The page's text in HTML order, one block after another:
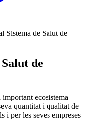
de
ecosistema
quantitat i qualitat de
i per les seves empreses